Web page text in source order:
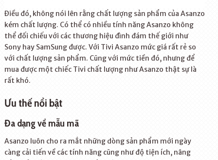
Điều đó, không nói lên rằng chất lượng sản phẩm của Asanzo
kém chất lượng. Có thể có nhiều tính năng Asanzo không
thể đối chiếu với các thương hiệu đình đám thế giới như
Sony hay SamSung được. Với Tivi Asanzo mức giá rất rẻ so
với chất lượng sản phẩm. Cũng với mức tiền đó, nhưng để
mua được một chiếc Tivi chất lượng như Asanzo thật sự là
rất khó.
Ưu thế nổi bật
Đa dạng về mẫu mã
Asanzo luôn cho ra mắt những dòng sản phẩm mới ngày
càng cải tiến về các tính năng cũng như độ tiện ích, nâng